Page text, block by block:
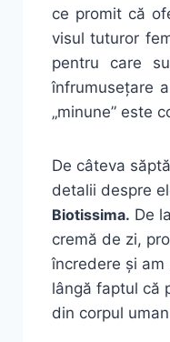
ce promit că
visul tuturor
pentru care
înfrumusețare
„minune” este
De câteva
detalii despre
Biotissima. De
cremă de zi,
încredere și am
lângă faptul că
din corpul